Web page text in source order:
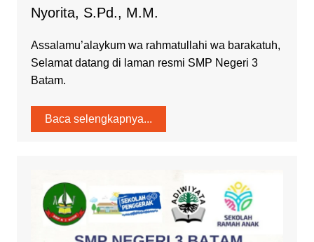
Nyorita, S.Pd., M.M.
Assalamu’alaykum wa rahmatullahi wa barakatuh,
Selamat datang di laman resmi SMP Negeri 3
Batam.
Baca selengkapnya...